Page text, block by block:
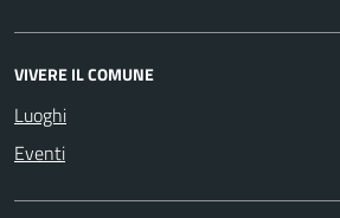
VIVERE IL COMUNE
Luoghi
Eventi